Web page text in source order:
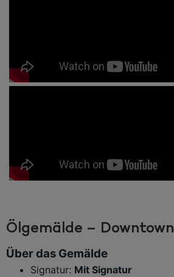
Ölgemälde – Downtown
Über das Gemälde
Signatur: Mit Signatur